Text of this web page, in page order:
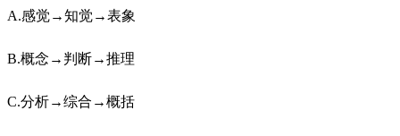
A.感觉→知觉→表象
B.概念→判断→推理
C.分析→综合→概括